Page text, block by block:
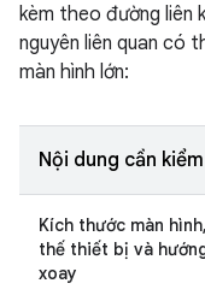
kèm theo đường
nguyên liên quan có
màn hình lớn:
Nội dung cần
Kích thước màn
thế thiết bị và
xoay